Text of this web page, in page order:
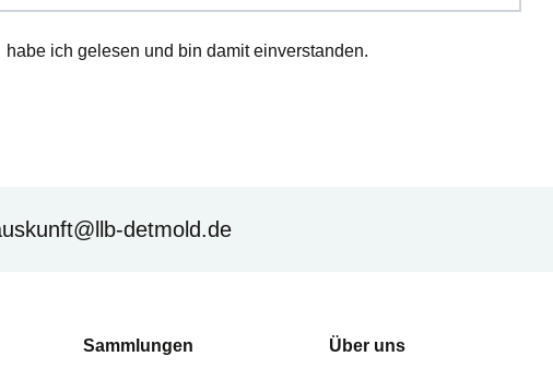
habe ich gelesen und bin damit einverstanden.
detmold.de
Sammlungen Über uns